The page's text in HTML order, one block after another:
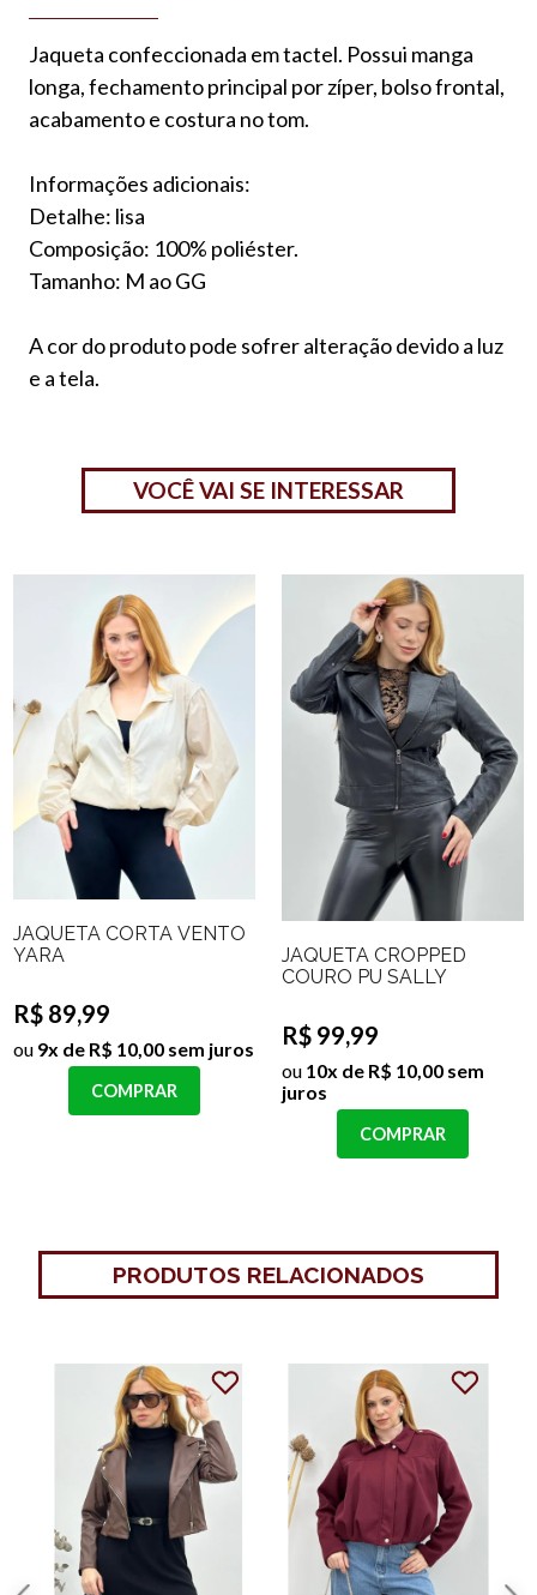
Jaqueta confeccionada em tactel. Possui manga
longa, fechamento principal por zíper, bolso frontal,
acabamento e costura no tom.
Informações adicionais:
Detalhe: lisa
Composição: 100% poliéster.
Tamanho: M ao GG
A cor do produto pode sofrer alteração devido a luz
e a tela.
VOCÊ VAI SE INTERESSAR
JAQUETA CORTA VENTO
YARA
R$ 89,99
ou 9x de R$ 10,00 sem juros
COMPRAR
JAQUETA CROPPED
COURO PU SALLY
R$ 99,99
ou 10x de R$ 10,00 sem
juros
COMPRAR
PRODUTOS RELACIONADOS